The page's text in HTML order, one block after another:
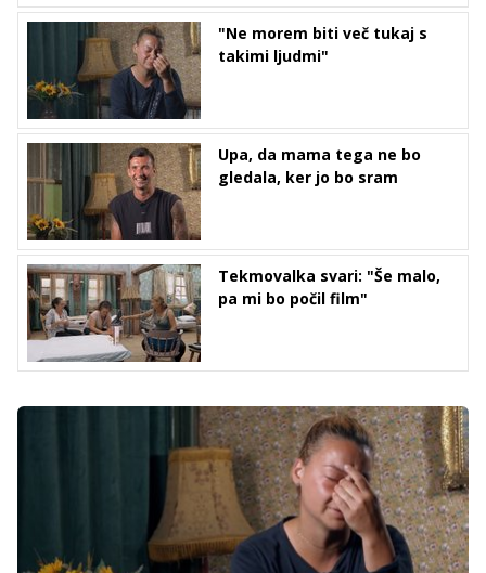
"Ne morem biti več tukaj s
takimi ljudmi"
Upa, da mama tega ne bo
gledala, ker jo bo sram
Tekmovalka svari: "Še malo,
pa mi bo počil film"